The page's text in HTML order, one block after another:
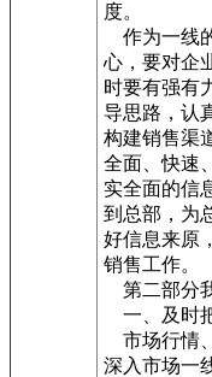
度。
作为一线
心，要对企
时要有强有
导思路，认
构建销售渠
全面、快速
实全面的信
到总部，为
好信息来原
销售工作。
第二部分
一、及时
市场行情
深入市场一